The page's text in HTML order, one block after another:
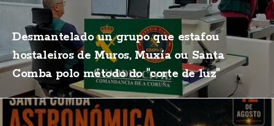
Desmantelado un grupo que estafou
hostaleiros de Muros, Muxía ou Santa
Comba polo método do "corte de luz"